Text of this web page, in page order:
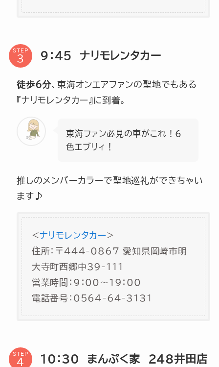
STEP 9：45 ナリモレンタカー
徒歩6分、東海オンエアファンの聖地でもある
『ナリモレンタカー』に到着。
東海ファン必見の車がこれ！6
色エブリィ！
推しのメンバーカラーで聖地巡礼ができちゃい
ます♪
<ナリモレンタカー>
住所：〒444-0867 愛知県岡崎市明
大寺町西郷中39-111
営業時間：9：00～19：00
電話番号：0564-64-3131
STEP 10：30 まんぷく家 248井田店